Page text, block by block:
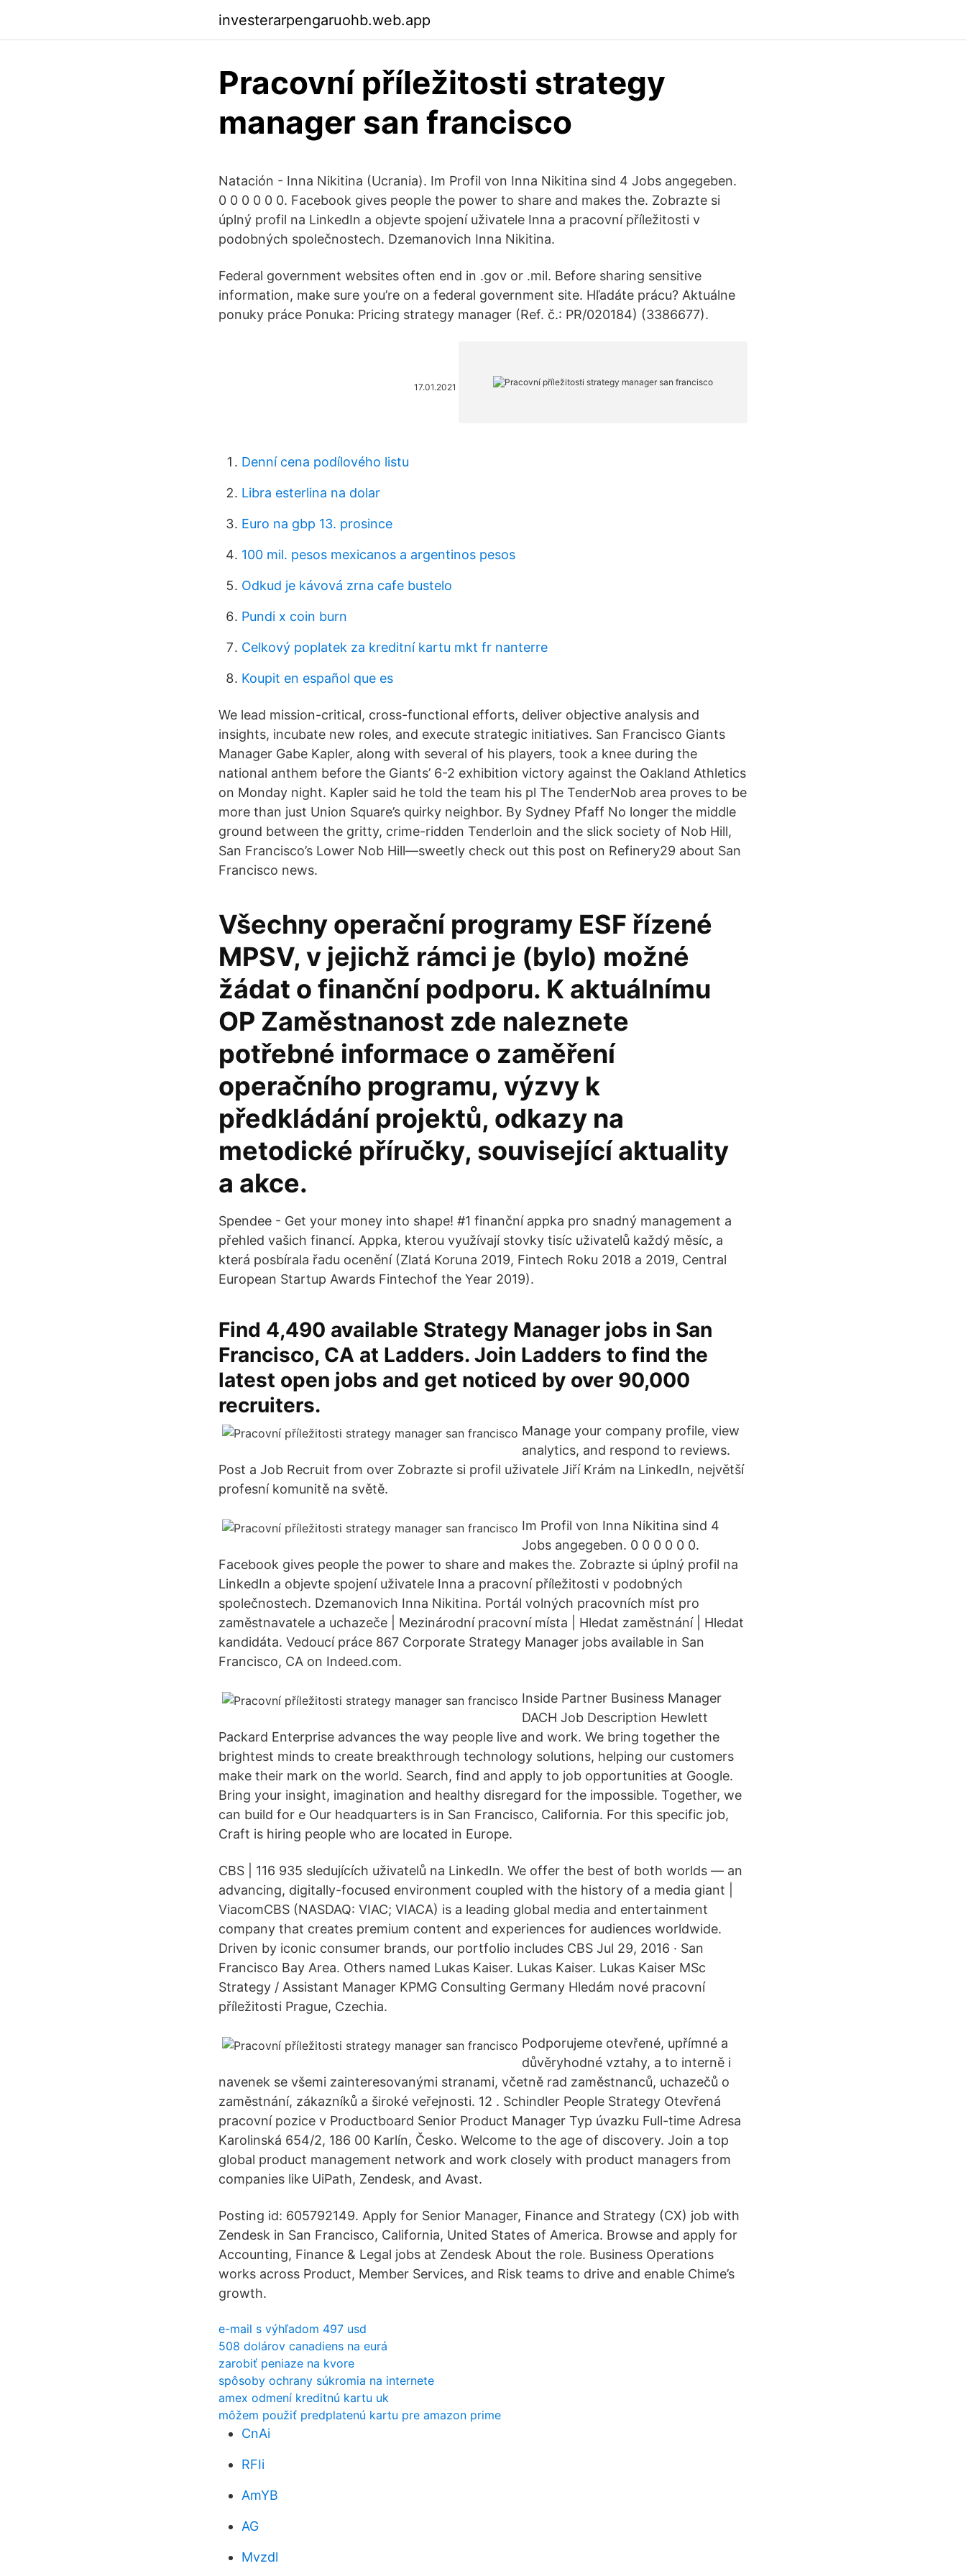
investerarpengaruohb.web.app
Pracovní příležitosti strategy
manager san francisco
Natación - Inna Nikitina (Ucrania). Im Profil von Inna Nikitina sind 4 Jobs angegeben.
0 0 0 0 0 0. Facebook gives people the power to share and makes the. Zobrazte si
úplný profil na LinkedIn a objevte spojení uživatele Inna a pracovní příležitosti v
podobných společnostech. Dzemanovich Inna Nikitina.
Federal government websites often end in .gov or .mil. Before sharing sensitive
information, make sure you’re on a federal government site. Hľadáte prácu? Aktuálne
ponuky práce Ponuka: Pricing strategy manager (Ref. č.: PR/020184) (3386677).
17.01.2021
Denní cena podílového listu
Libra esterlina na dolar
Euro na gbp 13. prosince
100 mil. pesos mexicanos a argentinos pesos
Odkud je kávová zrna cafe bustelo
Pundi x coin burn
Celkový poplatek za kreditní kartu mkt fr nanterre
Koupit en español que es
We lead mission-critical, cross-functional efforts, deliver objective analysis and
insights, incubate new roles, and execute strategic initiatives. San Francisco Giants
Manager Gabe Kapler, along with several of his players, took a knee during the
national anthem before the Giants’ 6-2 exhibition victory against the Oakland Athletics
on Monday night. Kapler said he told the team his pl The TenderNob area proves to be
more than just Union Square’s quirky neighbor. By Sydney Pfaff No longer the middle
ground between the gritty, crime-ridden Tenderloin and the slick society of Nob Hill,
San Francisco’s Lower Nob Hill—sweetly check out this post on Refinery29 about San
Francisco news.
Všechny operační programy ESF řízené
MPSV, v jejichž rámci je (bylo) možné
žádat o finanční podporu. K aktuálnímu
OP Zaměstnanost zde naleznete
potřebné informace o zaměření
operačního programu, výzvy k
předkládání projektů, odkazy na
metodické příručky, související aktuality
a akce.
Spendee - Get your money into shape! #1 finanční appka pro snadný management a
přehled vašich financí. Appka, kterou využívají stovky tisíc uživatelů každý měsíc, a
která posbírala řadu ocenění (Zlatá Koruna 2019, Fintech Roku 2018 a 2019, Central
European Startup Awards Fintechof the Year 2019).
Find 4,490 available Strategy Manager jobs in San
Francisco, CA at Ladders. Join Ladders to find the
latest open jobs and get noticed by over 90,000
recruiters.
Manage your company profile, view
analytics, and respond to reviews.
Post a Job Recruit from over Zobrazte si profil uživatele Jiří Krám na LinkedIn, největší
profesní komunitě na světě.
Im Profil von Inna Nikitina sind 4
Jobs angegeben. 0 0 0 0 0 0.
Facebook gives people the power to share and makes the. Zobrazte si úplný profil na
LinkedIn a objevte spojení uživatele Inna a pracovní příležitosti v podobných
společnostech. Dzemanovich Inna Nikitina. Portál volných pracovních míst pro
zaměstnavatele a uchazeče | Mezinárodní pracovní místa | Hledat zaměstnání | Hledat
kandidáta. Vedoucí práce 867 Corporate Strategy Manager jobs available in San
Francisco, CA on Indeed.com.
Inside Partner Business Manager
DACH Job Description Hewlett
Packard Enterprise advances the way people live and work. We bring together the
brightest minds to create breakthrough technology solutions, helping our customers
make their mark on the world. Search, find and apply to job opportunities at Google.
Bring your insight, imagination and healthy disregard for the impossible. Together, we
can build for e Our headquarters is in San Francisco, California. For this specific job,
Craft is hiring people who are located in Europe.
CBS | 116 935 sledujících uživatelů na LinkedIn. We offer the best of both worlds — an
advancing, digitally-focused environment coupled with the history of a media giant |
ViacomCBS (NASDAQ: VIAC; VIACA) is a leading global media and entertainment
company that creates premium content and experiences for audiences worldwide.
Driven by iconic consumer brands, our portfolio includes CBS Jul 29, 2016 · San
Francisco Bay Area. Others named Lukas Kaiser. Lukas Kaiser. Lukas Kaiser MSc
Strategy / Assistant Manager KPMG Consulting Germany Hledám nové pracovní
příležitosti Prague, Czechia.
Podporujeme otevřené, upřímné a
důvěryhodné vztahy, a to interně i
navenek se všemi zainteresovanými stranami, včetně rad zaměstnanců, uchazečů o
zaměstnání, zákazníků a široké veřejnosti. 12 . Schindler People Strategy Otevřená
pracovní pozice v Productboard Senior Product Manager Typ úvazku Full-time Adresa
Karolinská 654/2, 186 00 Karlín, Česko. Welcome to the age of discovery. Join a top
global product management network and work closely with product managers from
companies like UiPath, Zendesk, and Avast.
Posting id: 605792149. Apply for Senior Manager, Finance and Strategy (CX) job with
Zendesk in San Francisco, California, United States of America. Browse and apply for
Accounting, Finance & Legal jobs at Zendesk About the role. Business Operations
works across Product, Member Services, and Risk teams to drive and enable Chime’s
growth.
e-mail s výhľadom 497 usd
508 dolárov canadiens na eurá
zarobiť peniaze na kvore
spôsoby ochrany súkromia na internete
amex odmení kreditnú kartu uk
môžem použiť predplatenú kartu pre amazon prime
CnAi
RFIi
AmYB
AG
Mvzdl